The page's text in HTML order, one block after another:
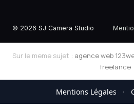
© 2026 SJ Camera Studio
Sur le meme sujet : agence web
freelance
Mentions Légales ·